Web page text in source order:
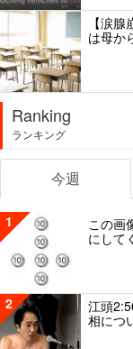
【涙
は母か
Ranking
ランキング
今週
1
この画
にして
2
江頭
相につ